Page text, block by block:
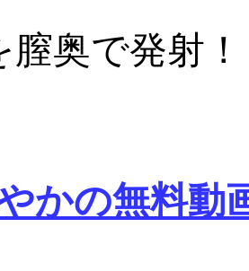
奥で発射！
かの無料動